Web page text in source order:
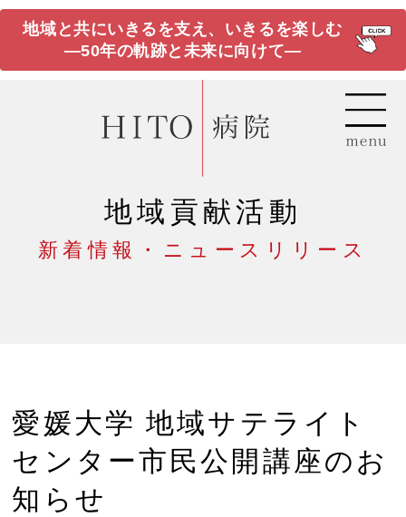
地域と共にいきるを支え、いきるを楽しむ
―50年の軌跡と未来に向けて―
地域貢献活動
新着情報・ニュースリリース
愛媛大学 地域サテライト
センター市民公開講座のお
知らせ